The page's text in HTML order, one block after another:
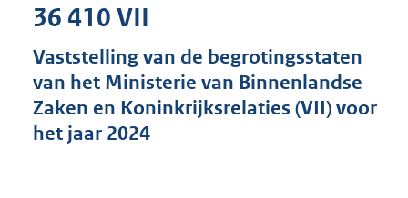
s
g
36 410 VII
Vaststelling van de begrotingsstaten
van het Ministerie van Binnenlandse
Zaken en Koninkrijksrelaties (VII) voor
het jaar 2024